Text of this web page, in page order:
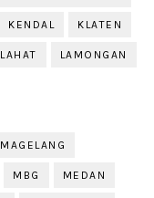
KENDAL KLATEN
LAHAT LAMONGAN
MAGELANG
MBG MEDAN